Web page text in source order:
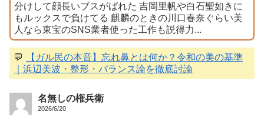
分けして顔長いブスがばれた 吉岡里帆や白石聖如きに
もルックスで負けてる 麒麟のときの川口春奈ぐらい美
人なら東宝のSNS業者使った工作も説得力...
💬
【ガル民の本音】忘れ鼻とは何か？令和の美の基準
｜浜辺美波・整形・バランス論を徹底討論
名無しの権兵衛
2026/6/20